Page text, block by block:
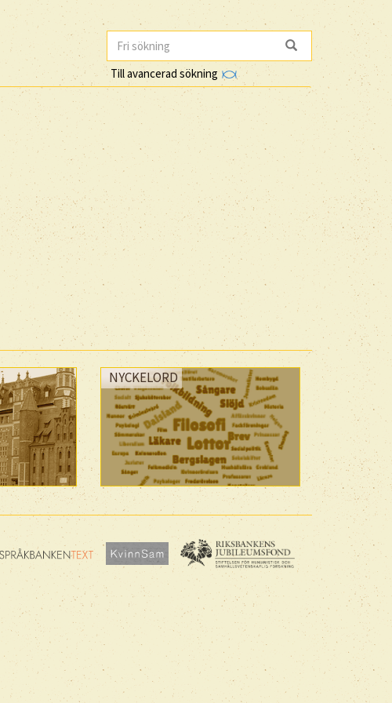
Till avancerad sökning
NYCKELORD